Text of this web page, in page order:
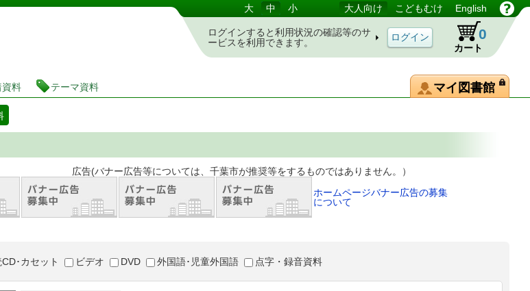
・予約システム 大 中 小 大人向け こどもむけ English
ログインすると利用状況の確認等のサ
ービスを利用できます。
カート
0
資料 テーマ資料 マイ図書館
告等については、千葉市が推奨等をするものではありません。）
ホームページバナー広告の募集
について
･カセット ビデオ DVD 外国語･児童外国語 点字・録音資料